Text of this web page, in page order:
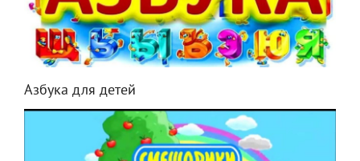
Азбука для детей